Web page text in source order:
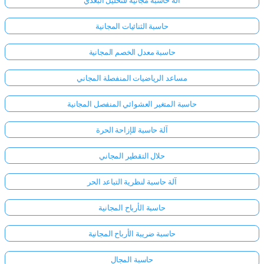
حاسبة الثنائيات المجانية
حاسبة معدل الخصم المجانية
مساعد الرياضيات المنفصلة المجاني
حاسبة المتغير العشوائي المنفصل المجانية
آلة حاسبة للإزاحة الحرة
حلال التقطير المجاني
آلة حاسبة لنظرية التباعد الحر
حاسبة الأرباح المجانية
حاسبة ضريبة الأرباح المجانية
حاسبة المجال